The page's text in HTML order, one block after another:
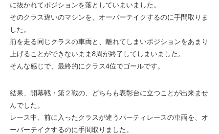
に抜かれてボジションを落としていまいました。
そのクラス違いのマシンを、オーバーテイクするのに手間取りま
した。
前を走る同じクラスの車両と、離れてしまいポジションをあまり
上げることができないまま8周が終了してしまいました。
そんな感じで、最終的にクラス4位でゴールです。
結果、開幕戦・第２戦の、どちらも表彰台に立つことが出来ませ
んでした。
レース中、前に入ったクラスが違うパーティレースの車両を、オ
ーバーテイクするのに手間取りました。